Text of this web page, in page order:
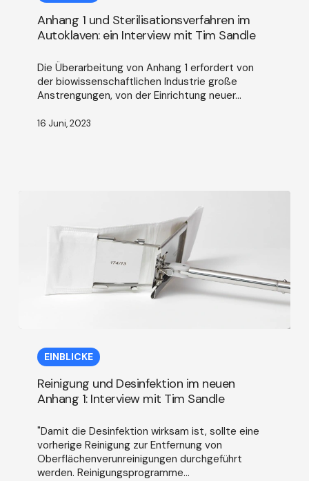
Sterilisationsverfahren
Autoklaven:
Interview
Anhang 1 und Sterilisationsverfahren im
Autoklaven: ein Interview mit Tim Sandle
Die Überarbeitung von Anhang 1 erfordert von
der biowissenschaftlichen Industrie große
Anstrengungen, von der Einrichtung neuer...
16 Juni, 2023
Desinfektion
neuen
Anhang
Interview
Sandle
EINBLICKE
Reinigung und Desinfektion im neuen
Anhang 1: Interview mit Tim Sandle
"Damit die Desinfektion wirksam ist, sollte eine
vorherige Reinigung zur Entfernung von
Oberflächenverunreinigungen durchgeführt
werden. Reinigungsprogramme...